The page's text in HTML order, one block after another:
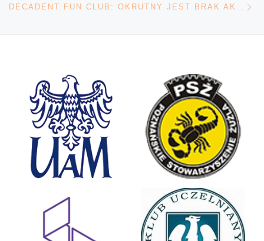
DECADENT FUN CLUB: OKRUTNY JEST BRAK AKCEPTACJI, ODRZUCENIE I WROGOŚĆ W NASZYM SPOŁECZEŃSTWIE. CIĘŻKO SIĘ W CZYMŚ TAKIM ODNALEŹĆ. [WYWIAD]